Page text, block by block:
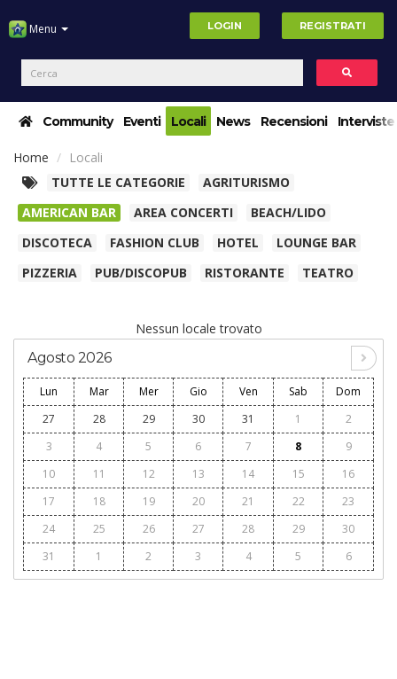
Menu LOGIN REGISTRATI
Community Eventi Locali News Recensioni Interviste
Home
Locali
TUTTE LE CATEGORIE
AGRITURISMO
AMERICAN BAR
AREA CONCERTI
BEACH/LIDO
DISCOTECA
FASHION CLUB HOTEL
LOUNGE BAR
PIZZERIA
PUB/DISCOPUB RISTORANTE TEATRO
Nessun locale trovato
Agosto 2026
Lun Mar Mer Gio Ven Sab
Dom
27
28 29 30 31 1
2
3
4 5 6 7 8
9
10
11 12 13 14 15
16
17
18 19 20 21 22
23
24
25 26 27 28 29
30
31
1 2 3 4 5 6